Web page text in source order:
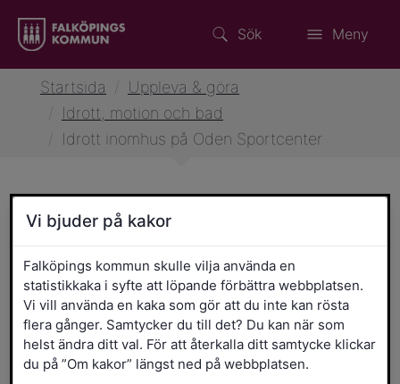
Sök Meny
Startsida
Uppleva & göra
Idrott, motion och bad
Idrott inomhus på Oden Sportcenter
Idrott inomhus på Oden
Sportcenter
Här står gemenskap och sport i fokus. Här
finns något för alla. Oavsett om du kommer
hit för att tävla, träna eller bara ha kul med
vänner, så är Oden Sportcenter platsen där
Vi bjuder på kakor
Falköpings kommun skulle vilja använda en
statistikkaka i syfte att löpande förbättra webbplatsen.
Vi vill använda en kaka som gör att du inte kan rösta
flera gånger. Samtycker du till det? Du kan när som
helst ändra ditt val. För att återkalla ditt samtycke klickar
du på ”Om kakor” längst ned på webbplatsen.